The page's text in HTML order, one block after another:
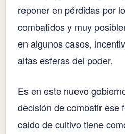
reponer en pérdidas por
combatidos y muy
en algunos casos,
altas esferas del poder.
Es en este nuevo
decisión de combatir ese
caldo de cultivo tiene